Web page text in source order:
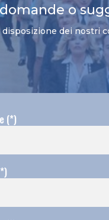
o
disposizione dei nostri
(*)